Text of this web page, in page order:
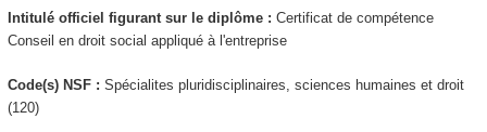
Intitulé officiel figurant sur le diplôme : Certificat de compétence
Conseil en droit social appliqué à l'entreprise
Code(s) NSF : Spécialites pluridisciplinaires, sciences humaines et droit
(120)